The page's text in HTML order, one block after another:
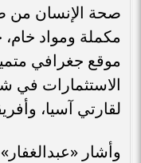
صحة الإنسان من
مكملة ومواد
موقع جغرافي
الاستثمارات في
لقارتي آسيا،
وأشار